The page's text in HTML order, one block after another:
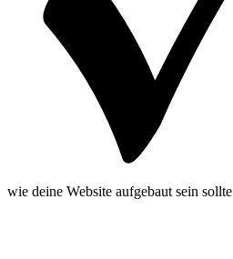
wie deine Website aufgebaut sein sollte